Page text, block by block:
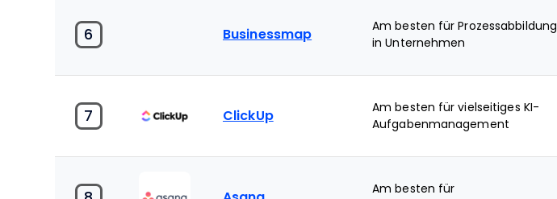
6 Businessmap
Am besten für Prozessabbildung
in Unternehmen
7 ClickUp
Am besten für vielseitiges KI-
Aufgabenmanagement
Am besten für